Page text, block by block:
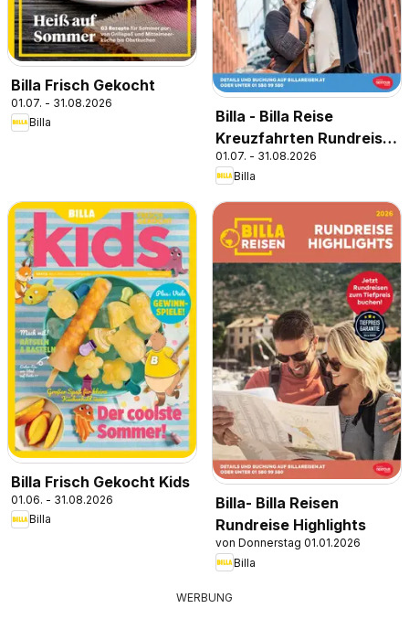
Billa Frisch Gekocht
01.07. - 31.08.2026
Billa
Billa - Billa Reise
Kreuzfahrten Rundreise
Erlebnisreisen
01.07. - 31.08.2026
Billa
Billa Frisch Gekocht Kids
01.06. - 31.08.2026
Billa
Billa- Billa Reisen
Rundreise Highlights
von Donnerstag 01.01.2026
Billa
WERBUNG